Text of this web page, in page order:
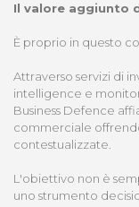
Il valore aggiunto
È proprio in questo
Attraverso servizi di
intelligence e
Business Defence
commerciale
contestualizzate.
L'obiettivo non è
uno strumento